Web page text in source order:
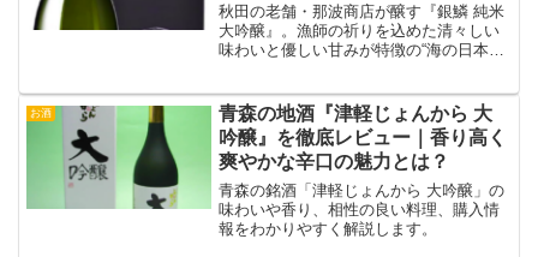
秋田の老舗・那波商店が醸す『銀鱗 純米
大吟醸』。漁師の祈りを込めた清々しい
味わいと優しい甘みが特徴の“海の日本
お酒
青森の地酒『津軽じょんから 大
吟醸』を徹底レビュー｜香り高く
爽やかな辛口の魅力とは？
青森の銘酒「津軽じょんから 大吟醸」の
味わいや香り、相性の良い料理、購入情
報をわかりやすく解説します。